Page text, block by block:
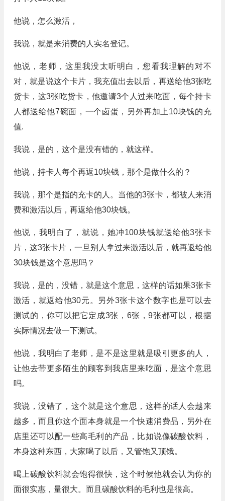
他说，怎么激活，
我说，就是来消费的人实名登记。
他说，老师，这里我没太听明白，您看我理解的对不
对，就是说这个卡片，我充值出去以后，再送给他3张吃
货卡，这3张吃货卡，他邀请3个人过来吃面，每个持卡
人都送给他7碗面，一个卤蛋，另外再加上10块钱的充
值.
我说，是的，这个是没有错的，就这样。
他说，持卡人每个再返10块钱，那个是做什么的？
我说，那个是指的充卡的人。当他的3张卡，都被人来消
费和激活以后，再返给他30块钱。
他说，我明白了，就说，她冲100块钱就送给他3张卡
片，这3张卡片，一旦别人拿过来激活以后，就再返给他
30块钱是这个意思吗？
我说，是的，没错，就是这个意思，这样的话如果3张卡
激活，就返给他30元。另外3张卡这个数字也是可以去
测试的，你可以把它定成3张，6张，9张都可以，根据
实际情况去做一下测试。
他说，我明白了老师，是不是这里就是吸引更多的人，
让他去带更多陌生的顾客到我店里来吃面，是这个意思
吗。
我说，没错了，这个就是这个意思，这样的话人会越来
越多，而且你这个面本身就是一个快速消费品，另外在
店里还可以配一些高毛利的产品，比如说像碳酸饮料，
本身这种东西，大家喝了以后，又管饱又顶饿。
喝上碳酸饮料就会饱得很快，这个时候他就会认为你的
面很实惠，量很大。而且碳酸饮料的毛利也是很高。